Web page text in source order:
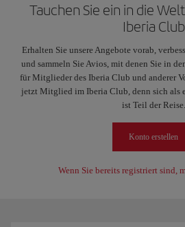
Tauchen Sie ein in die
Iberia Club
Erhalten Sie unsere Angebote vorab,
und sammeln Sie Avios, mit denen Sie in
für Mitglieder des Iberia Club und anderer
jetzt Mitglied im Iberia Club, denn sich als
ist Teil der Reise.
Konto erstellen
Wenn Sie bereits registriert sind,